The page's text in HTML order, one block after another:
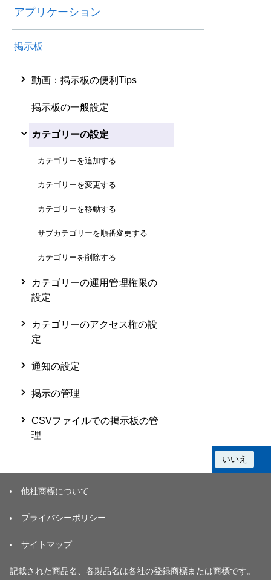
アプリケーション
掲示板
動画：掲示板の便利Tips
掲示板の一般設定
カテゴリーの設定
カテゴリーを追加する
カテゴリーを変更する
カテゴリーを移動する
サブカテゴリーを順番変更する
カテゴリーを削除する
カテゴリーの運用管理権限の
設定
カテゴリーのアクセス権の設
定
通知の設定
掲示の管理
CSVファイルでの掲示板の管
理
いいえ
他社商標について
プライバシーポリシー
サイトマップ
記載された商品名、各製品名は各社の登録商標または商標です。